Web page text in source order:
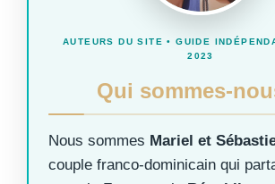
AUTEURS DU SITE • GUIDE
2023
Qui sommes-
Nous sommes Mariel et
couple franco-dominicain qui